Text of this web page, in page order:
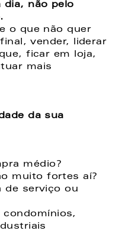
dia, não pelo
o que não quer
vender, liderar
ficar em loja,
mais
da sua
médio?
muito fortes aí?
de serviço ou
condomínios,